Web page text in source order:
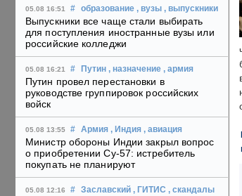
05.08 16:51 # образование , вузы , выпускники
Выпускники все чаще стали выбирать
для поступления иностранные вузы или
российские колледжи
05.08 16:21 # Путин , назначение , армия
Путин провел перестановки в
руководстве группировок российских
войск
05.08 13:55 # Армия , Индия , авиация
Министр обороны Индии закрыл вопрос
о приобретении Су-57: истребитель
покупать не планируют
05.08 12:16 # Заславский , ГИТИС , скандалы